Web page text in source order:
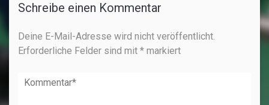
Schreibe einen Kommentar
Deine E-Mail-Adresse wird nicht veröffentlicht.
Erforderliche Felder sind mit * markiert